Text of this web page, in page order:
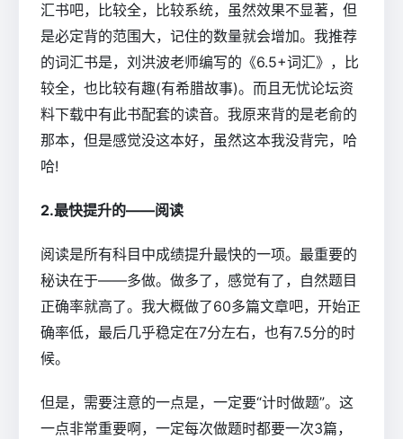
汇书吧，比较全，比较系统，虽然效果不显著，但
是必定背的范围大，记住的数量就会增加。我推荐
的词汇书是，刘洪波老师编写的《6.5+词汇》，比
较全，也比较有趣(有希腊故事)。而且无忧论坛资
料下载中有此书配套的读音。我原来背的是老俞的
那本，但是感觉没这本好，虽然这本我没背完，哈
哈!
2.最快提升的――阅读
阅读是所有科目中成绩提升最快的一项。最重要的
秘诀在于――多做。做多了，感觉有了，自然题目
正确率就高了。我大概做了60多篇文章吧，开始正
确率低，最后几乎稳定在7分左右，也有7.5分的时
候。
但是，需要注意的一点是，一定要“计时做题”。这
一点非常重要啊，一定每次做题时都要一次3篇，